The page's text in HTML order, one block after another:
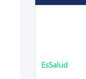
EsSalud